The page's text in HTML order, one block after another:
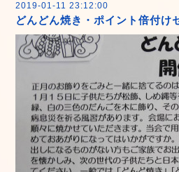
2019-01-11 23:12:00
どんどん焼き・ポイント倍付け